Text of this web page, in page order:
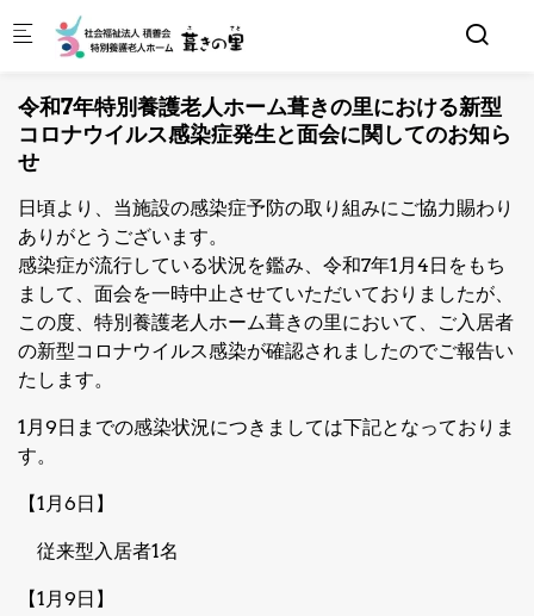
Skip to main content
令和7年特別養護老人ホーム葺きの里における新型
コロナウイルス感染症発生と面会に関してのお知ら
せ
日頃より、当施設の感染症予防の取り組みにご協力賜わり
ありがとうございます。
感染症が流行している状況を鑑み、令和7年1月4日をもち
まして、面会を一時中止させていただいておりましたが、
この度、特別養護老人ホーム葺きの里において、ご入居者
の新型コロナウイルス感染が確認されましたのでご報告い
たします。
1月9日までの感染状況につきましては下記となっておりま
す。
【1月6日】
従来型入居者1名
【1月9日】